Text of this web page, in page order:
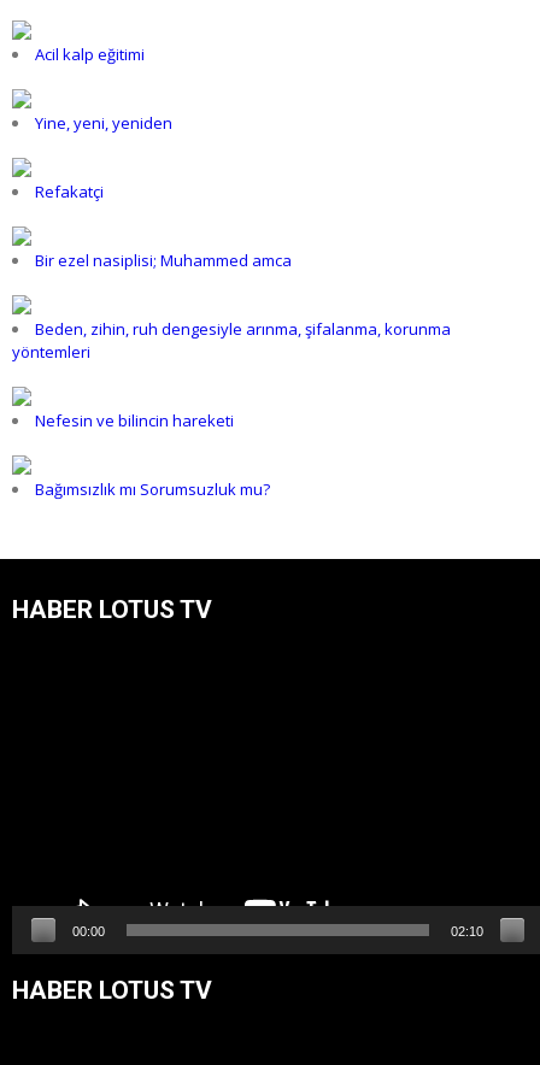
Acil kalp eğitimi
Yine, yeni, yeniden
Refakatçi
Bir ezel nasiplisi; Muhammed amca
Beden, zihin, ruh dengesiyle arınma, şifalanma, korunma
yöntemleri
Nefesin ve bilincin hareketi
Bağımsızlık mı Sorumsuzluk mu?
HABER LOTUS TV
00:00 02:10
HABER LOTUS TV